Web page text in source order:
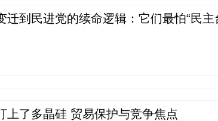
迁到民进党的续命逻辑：它们最怕“民主
上了多晶硅 贸易保护与竞争焦点